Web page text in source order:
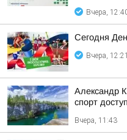
Вчера,
Сегодня
Вчера, 12:21
Александр
спорт
Вчера, 11:43